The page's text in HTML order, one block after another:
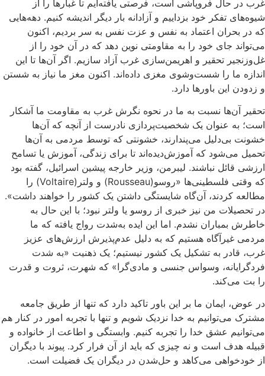
غرب در حال فروپاشی است، فرصتی یافته‌ایم تا غبارها را از
شیوه‌های تفکر خود بزداییم و آزادانه بار دیگر اندیشه کنیم. دهه‌هایی
که در بحران اعتماد به ‌نفس و عزت ‌نفس به سر بردیم، اکنون
می‌تواند جای خود را به مقاومتی نوین دهد که در آن خود را از
غل‌وزنجیر تحقیر و اهریمن‌سازی غرب آزاد سازیم. اگر آن‌ها تا این
اندازه ما را شست‌وشوی مغزی داده‌اند. اکنون مغز ما نیاز به شستن
و زدودن این باورها دارد.
تحقیر آن‌ها نسبت به ما در نحوه‌ نگرش غرب به مقاومت ما آشکار
است؛ به ‌عنوان یک شخصیت‌پردازی نادرست از آنچه که آن‌ها
خشونت بی‌دلیل می‌پندارند، خشونتی که توسط مردمی به آن‌ها
تحمیل می‌شود که آموزش‌دیده‌اند تا برای زندگی، آموزش یا تسامح
ارزشی قائل نباشند. لیبرمن، وزیر خارجه پیشین اسرائیل، گفته بود
که وقتی فلسطینی‌ها «روسو(Rousseau) و ولتر(Voltaire) را
مطالعه کردند، آن‌گاه شایستگی داشتن یک کشور را خواهند داشت».
در تحصیلات من نیز خبری از روسو یا ولتر نبود؛ با این‌ حال به
خاطرش بمباران نشدم. اما این ایده به‌شدت رواج یافته که ما
مردمی غیرآگاه هستیم که به دلیل عدم‌پذیرش ارزش‌های عزیز
غرب، قادر به تشکیل یک کشور نیستیم؛ یک ذهنیت «به ‌شدت
فردگرایانه، وسواس جنسی و مادی‌گرا» که شهرت، ثروت و قدرت
را بت می‌کند.
در عوض، ایمان ما بر این باور تاکید دارد که تنها از طریق جامعه
مشترک می‌توانیم به خدا نزدیک شویم و تنها با تجربه‌ امور در کنار هم
می‌توانیم عشق خدا را تجربه کنیم. وابستگی و اطاعت از خانواده و
قبیله هدف است و نه چیزی که باید از آن فرار کرد. پیوند با دیگران
از خودخواهی می‌کاهد و حل‌شدن در دیگران یک فضیلت است.